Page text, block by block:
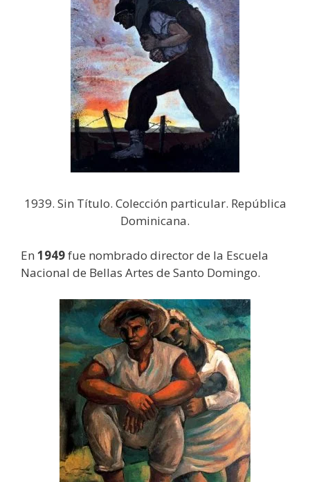
1939. Sin Título. Colección particular. República
Dominicana.
En 1949fue nombrado director de la Escuela
Nacional de Bellas Artes de Santo Domingo.